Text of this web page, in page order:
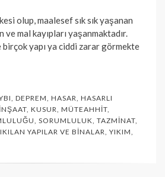
olup, maalesef sık sık yaşanan
mal kayıpları yaşanmaktadır.
birçok yapı ya ciddi zarar görmekte
, DEPREM, HASAR, HASARLI
İNŞAAT, KUSUR, MÜTEAHHIT,
, SORUMLULUK, TAZMINAT,
YAPILAR VE BINALAR, YIKIM,